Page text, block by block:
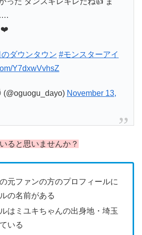
❤️
ダウンタウン #モンスターアイ
Y7dxwVvhsZ
November 13,
ると思いませんか？
元ファンの方のプロフィールに
の名前がある
はミユキちゃんの出身地・埼玉
いる